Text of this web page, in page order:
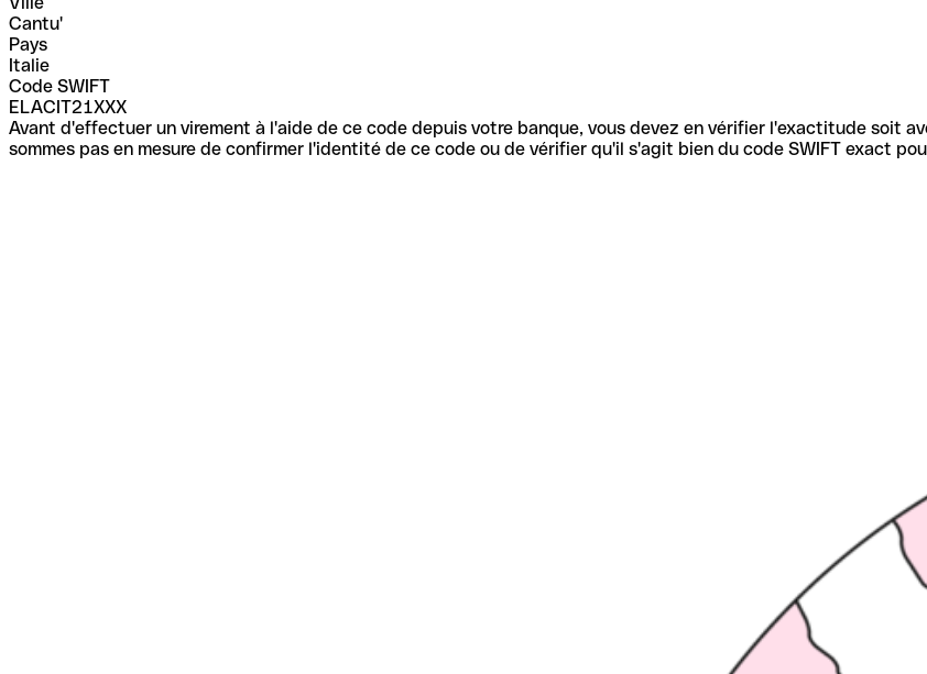
Cantu'
Pays
Italie
Code SWIFT
ELACIT21XXX
Avant d'effectuer un virement à l'aide de ce code depuis votre banque, vous devez en vérifier l'exactitude soit
sommes pas en mesure de confirmer l'identité de ce code ou de vérifier qu'il s'agit bien du code SWIFT exact